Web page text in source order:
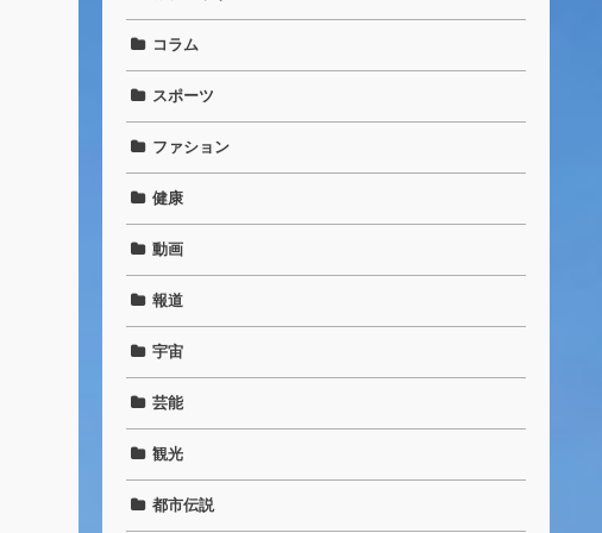
コラム
スポーツ
ファション
健康
動画
報道
宇宙
芸能
観光
都市伝説